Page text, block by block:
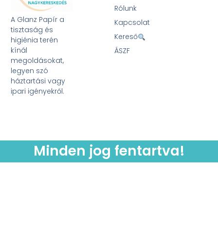
A Glanz Papír a
tisztaság és
higiénia terén
kínál
megoldásokat,
legyen szó
háztartási vagy
ipari igényekről.
Rólunk
Kapcsolat
Kereső
ÁSZF
Minden jog fentartva!